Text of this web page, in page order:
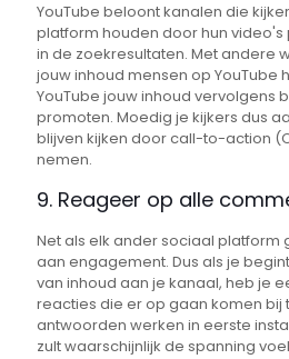
YouTube beloont kanalen die
platform houden door hun
in de zoekresultaten. Met andere
jouw inhoud mensen op YouTube
YouTube jouw inhoud vervolgens
promoten. Moedig je kijkers dus
blijven kijken door call-to-action
nemen.
9. Reageer op alle
Net als elk ander sociaal platform
aan engagement. Dus als je
van inhoud aan je kanaal, heb je
reacties die er op gaan komen bij
antwoorden werken in eerste
zult waarschijnlijk de spanning